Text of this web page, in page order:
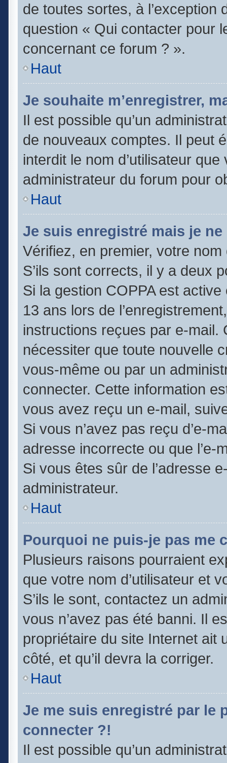
de toutes sortes, à l’exception
question « Qui contacter pour
concernant ce forum ? ».
Haut
Je souhaite m’enregistrer,
Il est possible qu’un
de nouveaux comptes. Il peut
interdit le nom d’utilisateur
administrateur du forum pour
Haut
Je suis enregistré mais je
Vérifiez, en premier, votre
S’ils sont corrects, il y a deux
Si la gestion COPPA est
13 ans lors de
instructions reçues par e-mail.
nécessiter que toute nouvelle
vous-même ou par un
connecter. Cette information
vous avez reçu un e-mail,
Si vous n’avez pas reçu d’e-
adresse incorrecte ou que l’e-
Si vous êtes sûr de l’adresse
administrateur.
Haut
Pourquoi ne puis-je pas me
Plusieurs raisons pourraient
que votre nom d’utilisateur et
S’ils le sont, contactez un
vous n’avez pas été banni. Il
propriétaire du site Internet ait
côté, et qu’il devra la corriger.
Haut
Je me suis enregistré par le
connecter ?!
Il est possible qu’un